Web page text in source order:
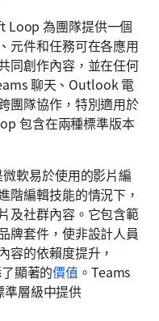
Loop 為團隊提供一個
元件和任務可在各應用
同創作內容，並在任何
聊天、Outlook 電
團隊協作，特別適用於
包含在兩種標準版本
軟易於使用的影片編
階編輯技能的情況下，
及社群內容。它包含範
牌套件，使非設計人員
容的依賴度提升，
顯著的價值 。Teams
準層級中提供